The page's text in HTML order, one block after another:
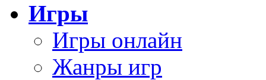
Игры
Игры онлайн
Жанры игр